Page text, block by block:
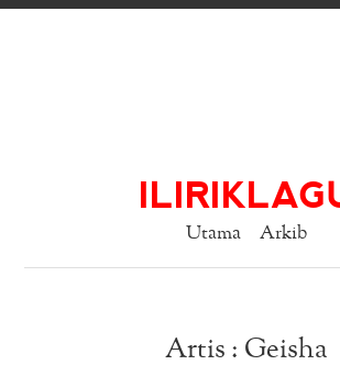
Utama Arkib
Artis : Geisha